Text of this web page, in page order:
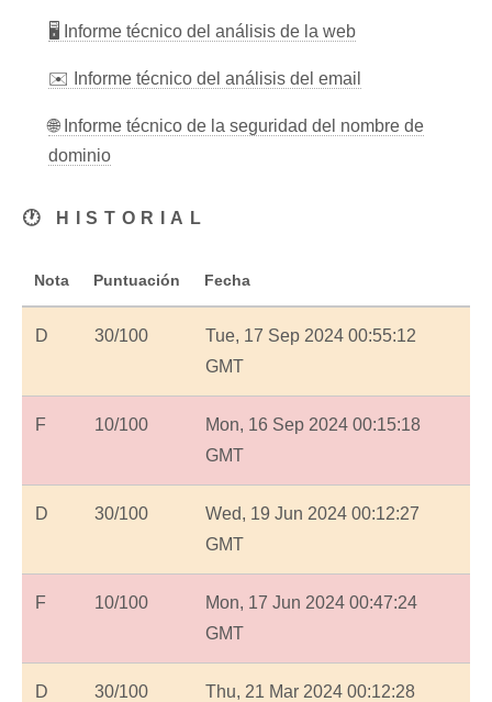
🖥 Informe técnico del análisis de la web
✉️ Informe técnico del análisis del email
🌐 Informe técnico de la seguridad del nombre de
dominio
🕐 HISTORIAL
Nota Puntuación Fecha
D 30/100
Tue, 17 Sep 2024 00:55:12
GMT
F 10/100
Mon, 16 Sep 2024 00:15:18
GMT
D 30/100
Wed, 19 Jun 2024 00:12:27
GMT
F 10/100
Mon, 17 Jun 2024 00:47:24
GMT
D 30/100
Thu, 21 Mar 2024 00:12:28